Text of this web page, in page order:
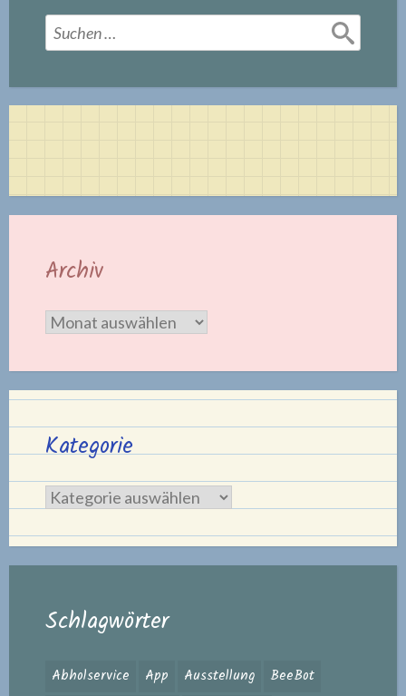
Suchen
nach:
Archiv
Archiv
Kategorie
Kategorie
Schlagwörter
Abholservice App Ausstellung
BeeBot